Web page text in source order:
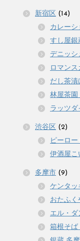
新宿区 (14)
カレーシ
すし屋銀
デニッシ
ロマンス
だし茶漬
林屋茶園
ラッツダ
渋谷区 (2)
ピーロ
伊酒屋こ
多摩市 (9)
ケンタッ
おたふく
エル・ダ
箱根そば